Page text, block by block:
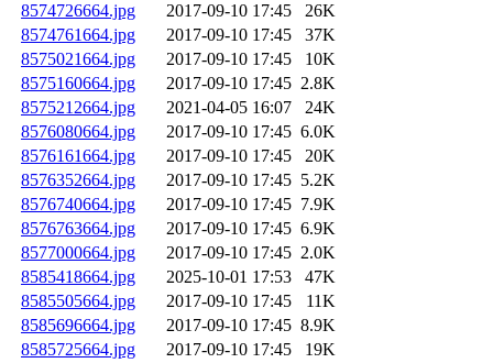
8574726664.jpg
2017-09-10 17:45
26K
8574761664.jpg
2017-09-10 17:45
37K
8575021664.jpg
2017-09-10 17:45
10K
8575160664.jpg
2017-09-10 17:45 2.8K
8575212664.jpg
2021-04-05 16:07
24K
8576080664.jpg
2017-09-10 17:45 6.0K
8576161664.jpg
2017-09-10 17:45
20K
8576352664.jpg
2017-09-10 17:45 5.2K
8576740664.jpg
2017-09-10 17:45 7.9K
8576763664.jpg
2017-09-10 17:45 6.9K
8577000664.jpg
2017-09-10 17:45 2.0K
8585418664.jpg
2025-10-01 17:53
47K
8585505664.jpg
2017-09-10 17:45
11K
8585696664.jpg
2017-09-10 17:45 8.9K
8585725664.jpg
2017-09-10 17:45
19K